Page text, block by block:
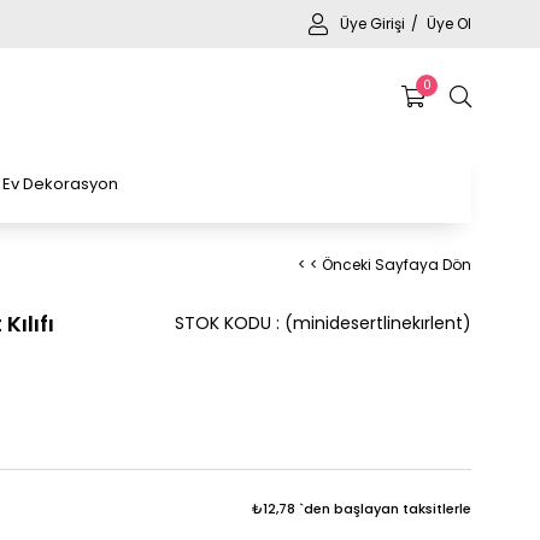
Üye Girişi Üye Ol
0
Ev Dekorasyon
< < Önceki Sayfaya Dön
(minidesertlinekırlent)
STOK KODU
₺12,78 `den başlayan taksitlerle